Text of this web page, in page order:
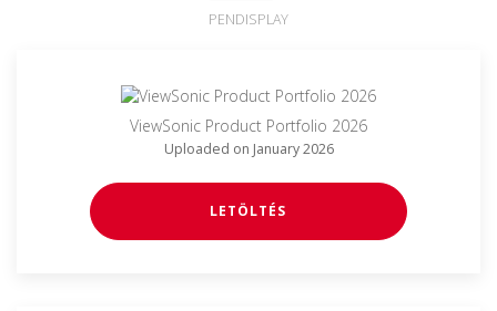
PENDISPLAY
ViewSonic Product Portfolio 2026
Uploaded on January 2026
LETÖLTÉS